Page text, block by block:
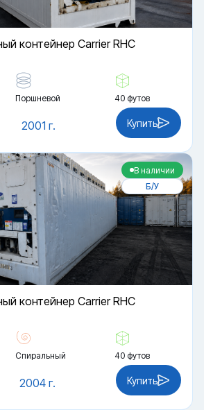
контейнер Carrier RHC
Поршневой 40 футов
2001 г. Купить
В наличии
Б/У
контейнер Carrier RHC
Спиральный 40 футов
2004 г. Купить